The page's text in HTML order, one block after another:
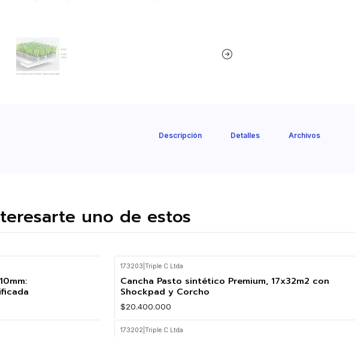
Descripción Detalles Archivos
uno de estos
173203 |Triple C Ltda
Cancha Pasto sintético Premium, 17x32m2 con
Shockpad y Corcho
$20.400.000
173202 |Triple C Ltda